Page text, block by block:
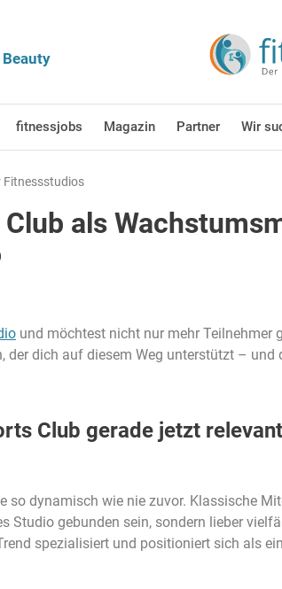
Beauty
fitnessjobs Magazin Partner Wir
als
und möchtest nicht nur mehr Teilnehmer
der dich auf diesem Weg unterstützt – und
Club gerade jetzt
so dynamisch wie nie zuvor. Klassische
Studio gebunden sein, sondern lieber
spezialisiert und positioniert sich als